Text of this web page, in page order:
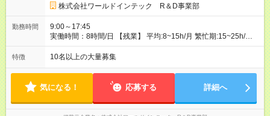
ます。 ◎年齢、スキル、適性などを考慮のうえ決定します。
【試用期間】試用期間あり 試用期間の長さ：3ヶ月 雇用形態、
給与は本採用時と同じです。
株式会社ワールドインテック R＆D事業部
勤務時間
9:00～17:45
実働時間：8時間/日 【残業】 平均:8~15h/⽉ 繁忙期:15~25h/⽉
※勤務日は⽕曜日～⼟曜日 ※担当プロジェクトによっては勤務時
間が異なる事もありますので、双方合意の上で決定いたしま
特徴 10名以上の大量募集
気になる！ 応募する 詳細へ